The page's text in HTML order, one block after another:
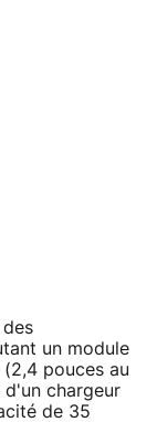
un module
pouces au
d'un chargeur
de 35